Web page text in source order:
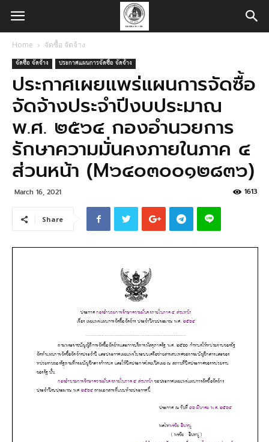
Home จัดซื้อ จัดจ้าง
จัดซื้อ จัดจ้าง ประกาศแผนการจัดซื้อ จัดจ้าง
ประกาศเผยแพร่แผนการจัดซื้อ
จัดจ้างประจำปีงบประมาณ
พ.ศ. ๒๕๖๔ กองอำนวยการ
รักษาความมั่นคงภายในภาค ๔
ส่วนหน้า (M๖๔๐๓๐๐๑๒๘๓๖)
March 16, 2021 1613
Share